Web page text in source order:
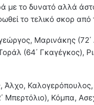
με το δυνατό αλλά
το τελικό σκορ
Μαρινάκης
(64΄ Γκαγέγκος),
Άλχο, Καλογερόπουλος,
Μπερτόλιο), Κόμπα,